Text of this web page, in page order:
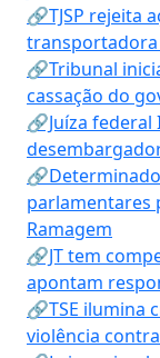
🔗TJSP rejeita
🔗Tribunal
cassação do
🔗Juíza federal
parlamentares
Ramagem
🔗JT tem
apontam
🔗TSE ilumina
violência